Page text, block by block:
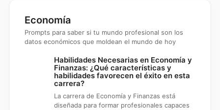
Economía
Prompts para saber si tu mundo profesional son los
datos económicos que moldean el mundo de hoy
Habilidades Necesarias en Economía y
Finanzas: ¿Qué características y
habilidades favorecen el éxito en esta
carrera?
La carrera de Economía y Finanzas está
diseñada para formar profesionales capaces